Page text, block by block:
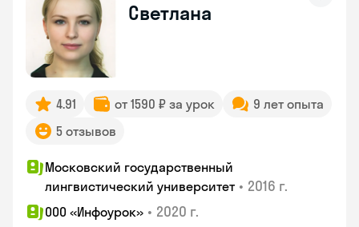
Светлана
4.91 от 1590 ₽ за урок
9 лет опыта
5 отзывов
Московский государственный
лингвистический университет • 2016 г.
ООО «Инфоурок» • 2020 г.